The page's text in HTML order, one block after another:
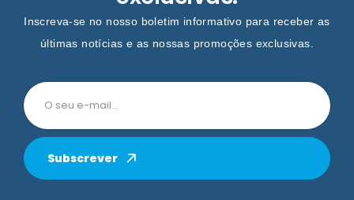
Inscreva-se no nosso boletim informativo para receber as
últimas notícias e as nossas promoções exclusivas.
Subscrever